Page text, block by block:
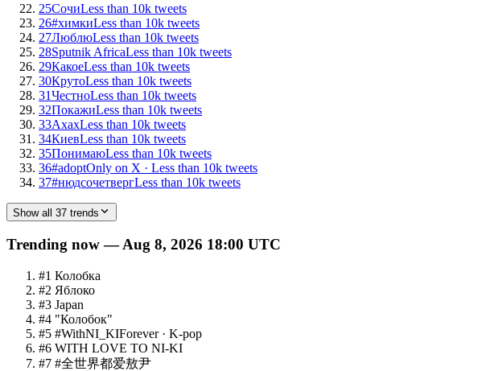
25СочиLess than 10k tweets
26#химкиLess than 10k tweets
27ЛюблюLess than 10k tweets
28Sputnik AfricaLess than 10k tweets
29КакоеLess than 10k tweets
30КрутоLess than 10k tweets
31ЧестноLess than 10k tweets
32ПокажиLess than 10k tweets
33АхахLess than 10k tweets
34КиевLess than 10k tweets
35ПонимаюLess than 10k tweets
36#adoptOnly on X · Less than 10k tweets
37#нюдсочетвергLess than 10k tweets
Show all 37 trends
Trending now — Aug 8, 2026 18:00 UTC
#1 Колобка
#2 Яблоко
#3 Japan
#4 "Колобок"
#5 #WithNI_KIForever· K-pop
#6 WITH LOVE TO NI-KI
#7 #全世界都爱敖尹